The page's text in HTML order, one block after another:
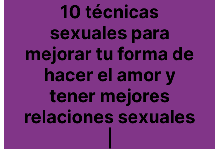
10 técnicas
sexuales para
mejorar tu forma de
hacer el amor y
tener mejores
relaciones sexuales